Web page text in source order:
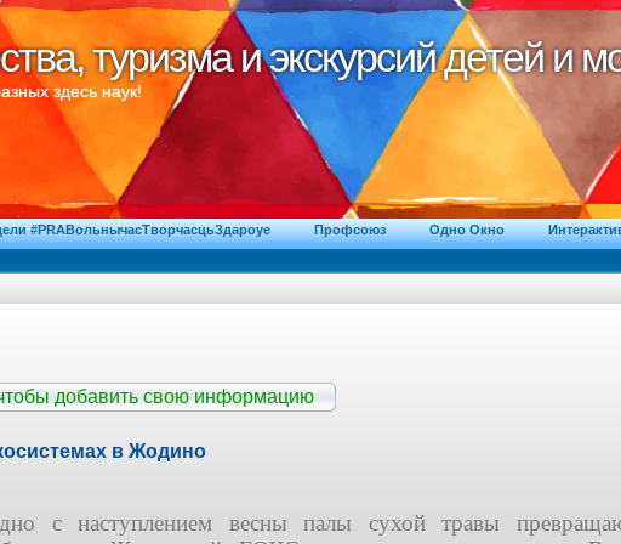
туризма и экскурсий детей и
туризма и экскурсий детей и
здесь наук!
#PRAВольнычасТворчасцьЗдароуе Профсоюз Одно Окно
добавить свою информацию
в Жодино
с наступлением весны палы сухой травы